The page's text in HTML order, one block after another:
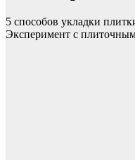
5 способов укладки
Эксперимент с